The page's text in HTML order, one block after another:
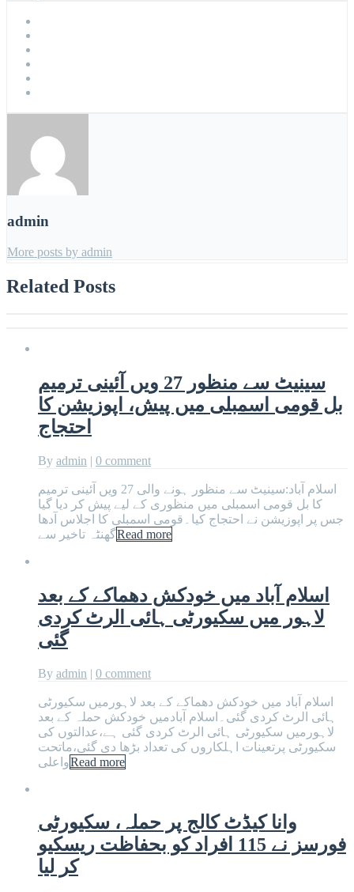
admin
More posts by admin
Related Posts
سینیٹ سے منظور 27 ویں آئینی ترمیم
بل قومی اسمبلی میں پیش، اپوزیشن کا
احتجاج
By admin | 0 comment
اسلام آباد:سینیٹ سے منظور ہونے والی 27 ویں آئینی ترمیم
کا بل قومی اسمبلی میں منظوری کے لیے پیش کر دیا گیا
جس پر اپوزیشن نے احتجاج کیا۔قومی اسمبلی کا اجلاس آدھا
گھنٹہ تاخیر سےRead more
اسلام آباد میں خودکش دھماکے کے بعد
لاہور میں سکیورٹی ہائی الرٹ کردی
گئی
By admin | 0 comment
اسلام آباد میں خودکش دھماکے کے بعد لاہورمیں سکیورٹی
ہائی الرٹ کردی گئی۔اسلام آبادمیں خودکش حملہ کے بعد
لاہورمیں سکیورٹی ہائی الرٹ کردی گئی ہے،عدالتوں کی
سکیورٹی پرتعینات اہلکاروں کی تعداد بڑھا دی گئی،ماتحت
واعلیRead more
وانا کیڈٹ کالج پر حملہ، سکیورٹی
فورسز نے 115 افراد کو بحفاظت ریسکیو
کر لیا